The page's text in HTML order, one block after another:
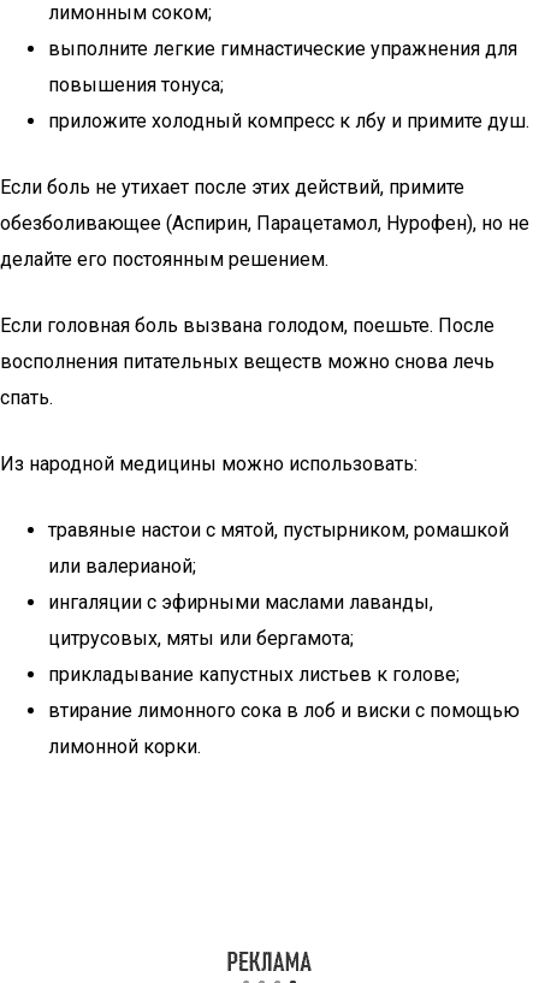
лимонным соком;
выполните легкие гимнастические упражнения для
повышения тонуса;
приложите холодный компресс к лбу и примите душ.
Если боль не утихает после этих действий, примите
обезболивающее (Аспирин, Парацетамол, Нурофен), но не
делайте его постоянным решением.
Если головная боль вызвана голодом, поешьте. После
восполнения питательных веществ можно снова лечь
спать.
Из народной медицины можно использовать:
травяные настои с мятой, пустырником, ромашкой
или валерианой;
ингаляции с эфирными маслами лаванды,
цитрусовых, мяты или бергамота;
прикладывание капустных листьев к голове;
втирание лимонного сока в лоб и виски с помощью
лимонной корки.